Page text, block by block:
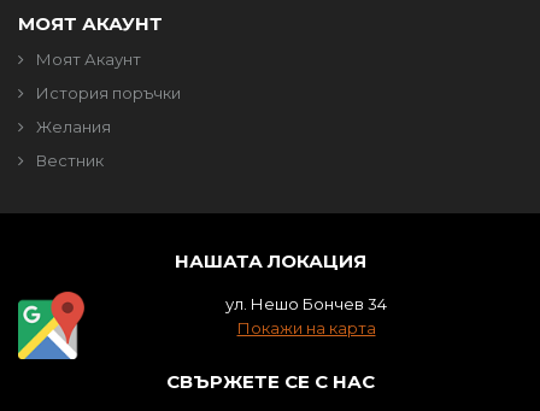
МОЯТ АКАУНТ
Моят Акаунт
История поръчки
Желания
Вестник
НАШАТА ЛОКАЦИЯ
ул. Нешо Бончев 34
Покажи на карта
СВЪРЖЕТЕ СЕ С НАС